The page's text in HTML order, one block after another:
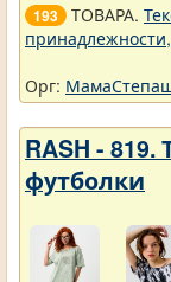
193 ТОВАРА.
Орг:
RASH -
футболки